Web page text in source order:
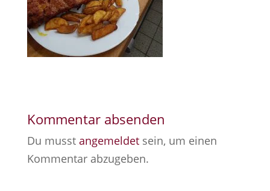
Kommentar absenden
Du musst angemeldetsein, um einen
Kommentar abzugeben.